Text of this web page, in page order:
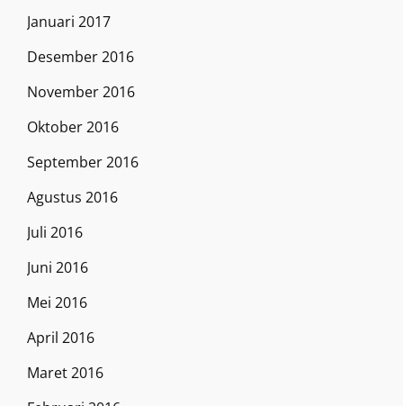
Januari 2017
Desember 2016
November 2016
Oktober 2016
September 2016
Agustus 2016
Juli 2016
Juni 2016
Mei 2016
April 2016
Maret 2016